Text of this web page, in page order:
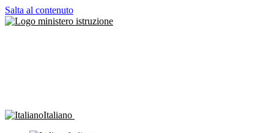
Salta al contenuto
Italiano